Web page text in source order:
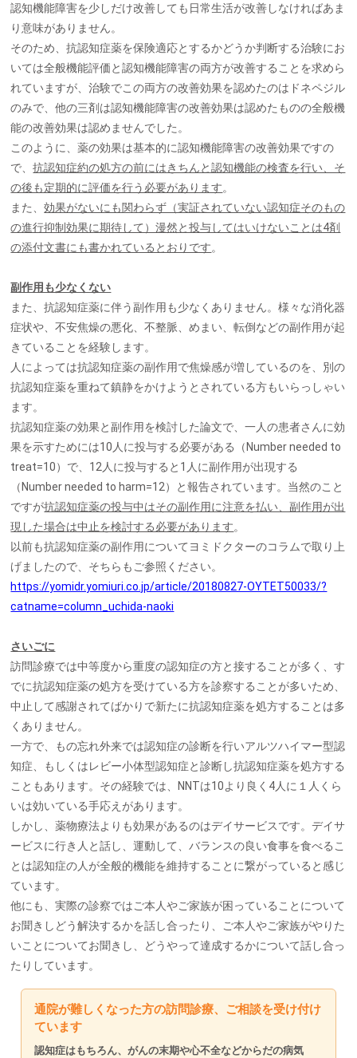
認知機能障害を少しだけ改善しても日常生活が改善しなければあま
り意味がありません。
そのため、抗認知症薬を保険適応とするかどうか判断する治験にお
いては全般機能評価と認知機能障害の両方が改善することを求めら
れていますが、治験でこの両方の改善効果を認めたのはドネペジル
のみで、他の三剤は認知機能障害の改善効果は認めたものの全般機
能の改善効果は認めませんでした。
このように、薬の効果は基本的に認知機能障害の改善効果ですの
で、抗認知症約の処方の前にはきちんと認知機能の検査を行い、そ
の後も定期的に評価を行う必要があります。
また、効果がないにも関わらず（実証されていない認知症そのもの
の進行抑制効果に期待して）漫然と投与してはいけないことは4剤
の添付文書にも書かれているとおりです。
副作用も少なくない
また、抗認知症薬に伴う副作用も少なくありません。様々な消化器
症状や、不安焦燥の悪化、不整脈、めまい、転倒などの副作用が起
きていることを経験します。
人によっては抗認知症薬の副作用で焦燥感が増しているのを、別の
抗認知症薬を重ねて鎮静をかけようとされている方もいらっしゃい
ます。
抗認知症薬の効果と副作用を検討した論文で、一人の患者さんに効
果を示すためには10人に投与する必要がある（Number needed to
treat=10）で、12人に投与すると1人に副作用が出現する
（Number needed to harm=12）と報告されています。当然のこと
ですが抗認知症薬の投与中はその副作用に注意を払い、副作用が出
現した場合は中止を検討する必要があります。
以前も抗認知症薬の副作用についてヨミドクターのコラムで取り上
げましたので、そちらもご参照ください。
https://yomidr.yomiuri.co.jp/article/20180827-OYTET50033/?
catname=column_uchida-naoki
さいごに
訪問診療では中等度から重度の認知症の方と接することが多く、す
でに抗認知症薬の処方を受けている方を診察することが多いため、
中止して感謝されてばかりで新たに抗認知症薬を処方することは多
くありません。
一方で、もの忘れ外来では認知症の診断を行いアルツハイマー型認
知症、もしくはレビー小体型認知症と診断し抗認知症薬を処方する
こともあります。その経験では、NNTは10より良く4人に１人くら
いは効いている手応えがあります。
しかし、薬物療法よりも効果があるのはデイサービスです。デイサ
ービスに行き人と話し、運動して、バランスの良い食事を食べるこ
とは認知症の人が全般的機能を維持することに繋がっていると感じ
ています。
他にも、実際の診察ではご本人やご家族が困っていることについて
お聞きしどう解決するかを話し合ったり、ご本人やご家族がやりた
いことについてお聞きし、どうやって達成するかについて話し合っ
たりしています。
通院が難しくなった方の訪問診療、ご相談を受け付け
ています
認知症はもちろん、がんの末期や心不全などからだの病気